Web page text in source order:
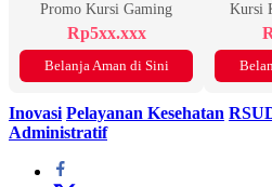
Promo Kursi Gaming
Rp5xx.xxx
Belanja Aman di Sini
Kursi
Inovasi Pelayanan Kesehatan
Administratif